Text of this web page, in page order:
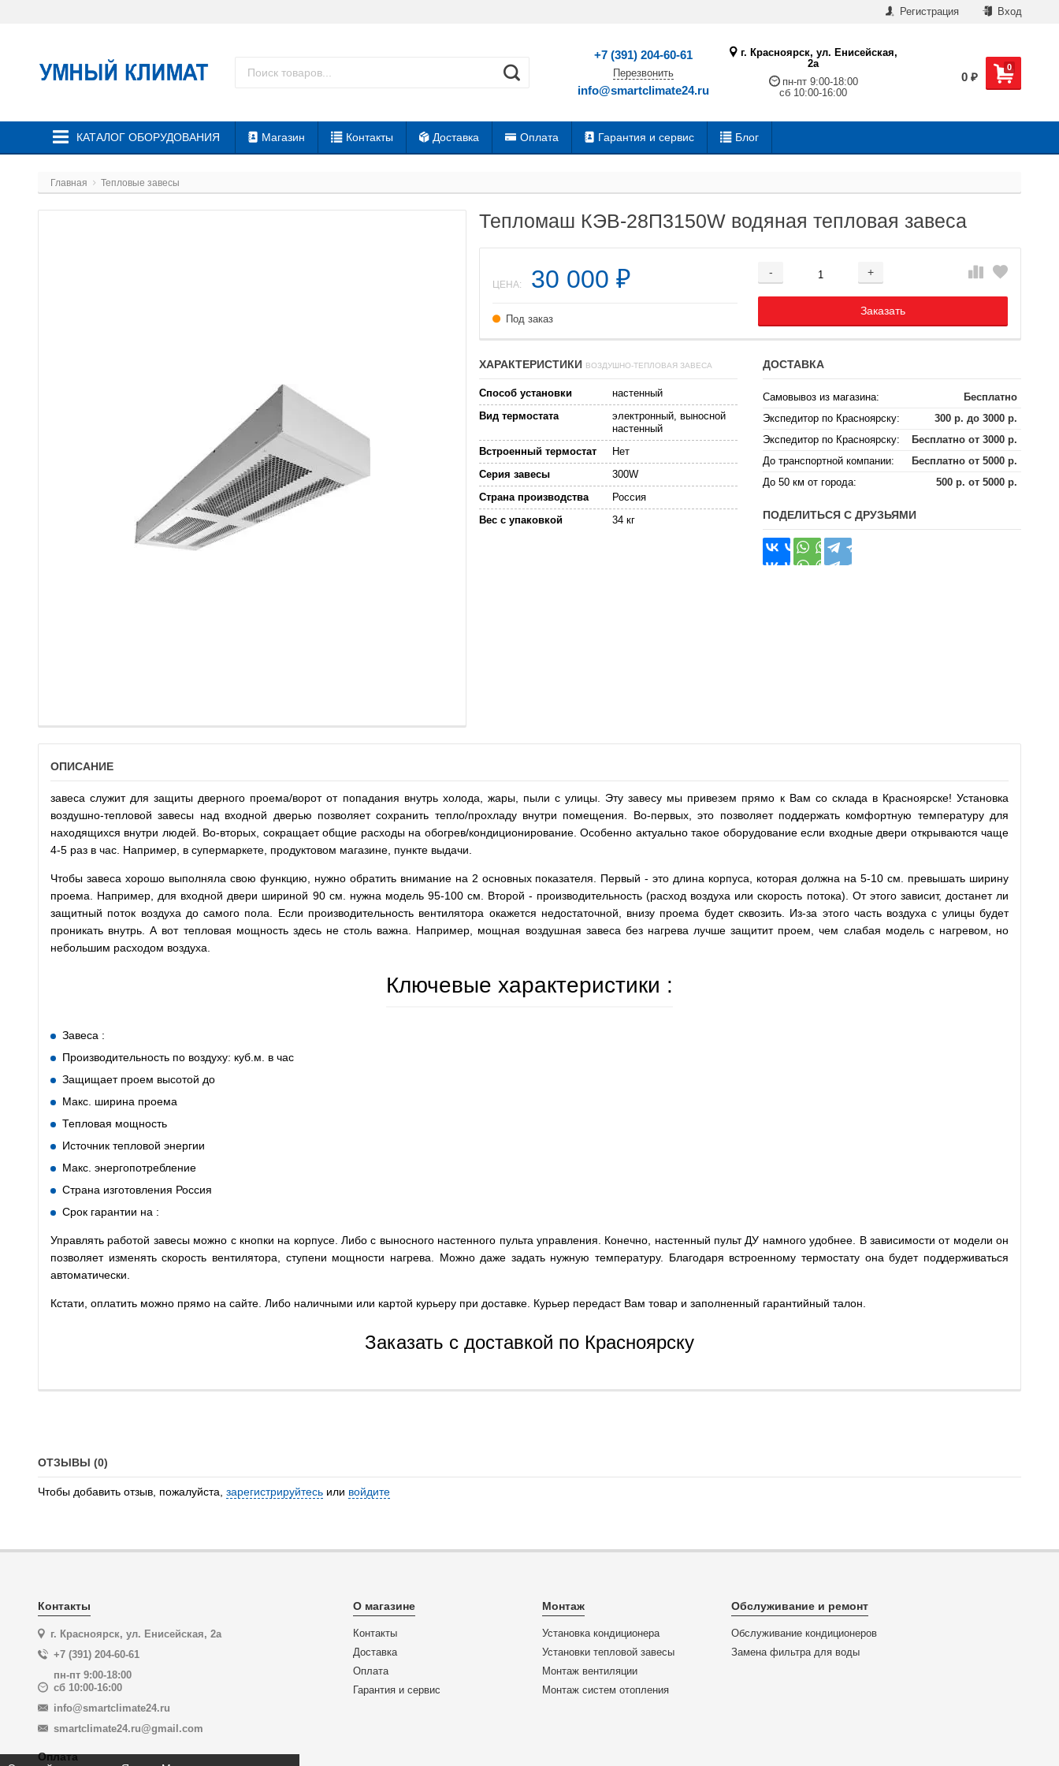
Регистрация Вход
+7 (391) 204-60-61
Перезвонить
info@smartclimate24.ru
г. Красноярск, ул. Енисейская,
2а
пн-пт 9:00-18:00
сб 10:00-16:00
0
0 ₽
КАТАЛОГ ОБОРУДОВАНИЯ Магазин Контакты Доставка Оплата Гарантия и сервис Блог
Главная Тепловые завесы
Тепломаш КЭВ-28П3150W водяная тепловая завеса
- +
Добавляется...
Заказать
Добавлен
ЦЕНА: 30 000 ₽
Под заказ
ХАРАКТЕРИСТИКИ ВОЗДУШНО-ТЕПЛОВАЯ ЗАВЕСА
Способ установки
настенный
Вид термостата
электронный, выносной
настенный
Встроенный термостат
Нет
Серия завесы
300W
Страна производства
Россия
Вес с упаковкой
34 кг
ДОСТАВКА
Самовывоз из магазина:
Бесплатно
Экспедитор по Красноярску:
300 р. до 3000 р.
Экспедитор по Красноярску:
Бесплатно от 3000 р.
До транспортной компании:
Бесплатно от 5000 р.
До 50 км от города:
500 р. от 5000 р.
ПОДЕЛИТЬСЯ С ДРУЗЬЯМИ
ОПИСАНИЕ
завеса служит для защиты дверного проема/ворот от попадания внутрь холода, жары, пыли с улицы. Эту завесу мы привезем прямо к Вам со склада в Красноярске! Установка
воздушно-тепловой завесы над входной дверью позволяет сохранить тепло/прохладу внутри помещения. Во-первых, это позволяет поддержать комфортную температуру для
находящихся внутри людей. Во-вторых, сокращает общие расходы на обогрев/кондиционирование. Особенно актуально такое оборудование если входные двери открываются чаще
4-5 раз в час. Например, в супермаркете, продуктовом магазине, пункте выдачи.
Чтобы завеса хорошо выполняла свою функцию, нужно обратить внимание на 2 основных показателя. Первый - это длина корпуса, которая должна на 5-10 см. превышать ширину
проема. Например, для входной двери шириной 90 см. нужна модель 95-100 см. Второй - производительность (расход воздуха или скорость потока). От этого зависит, достанет ли
защитный поток воздуха до самого пола. Если производительность вентилятора окажется недостаточной, внизу проема будет сквозить. Из-за этого часть воздуха с улицы будет
проникать внутрь. А вот тепловая мощность здесь не столь важна. Например, мощная воздушная завеса без нагрева лучше защитит проем, чем слабая модель с нагревом, но
небольшим расходом воздуха.
Ключевые характеристики :
Завеса :
Производительность по воздуху: куб.м. в час
Защищает проем высотой до
Макс. ширина проема
Тепловая мощность
Источник тепловой энергии
Макс. энергопотребление
Страна изготовления Россия
Срок гарантии на :
Управлять работой завесы можно с кнопки на корпусе. Либо с выносного настенного пульта управления. Конечно, настенный пульт ДУ намного удобнее. В зависимости от модели он
позволяет изменять скорость вентилятора, ступени мощности нагрева. Можно даже задать нужную температуру. Благодаря встроенному термостату она будет поддерживаться
автоматически.
Кстати, оплатить можно прямо на сайте. Либо наличными или картой курьеру при доставке. Курьер передаст Вам товар и заполненный гарантийный талон.
Заказать с доставкой по Красноярску
ОТЗЫВЫ (0)
Чтобы добавить отзыв, пожалуйста, зарегистрируйтесь или войдите
Контакты
г. Красноярск, ул. Енисейская, 2а
+7 (391) 204-60-61
пн-пт 9:00-18:00
сб 10:00-16:00
info@smartclimate24.ru
smartclimate24.ru@gmail.com
Оплата
О магазине
Контакты
Доставка
Оплата
Гарантия и сервис
Монтаж
Установка кондиционера
Установки тепловой завесы
Монтаж вентиляции
Монтаж систем отопления
Обслуживание и ремонт
Обслуживание кондиционеров
Замена фильтра для воды